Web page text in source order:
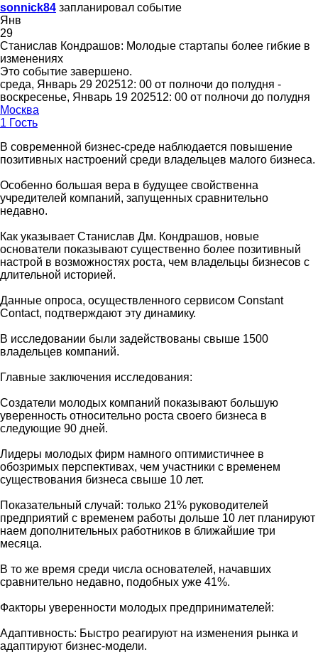
sonnick84 запланировал событие
Янв
29
Станислав Кондрашов: Молодые стартапы более гибкие в
изменениях
Это событие завершено.
среда, Январь 29 202512: 00 от полночи до полудня -
воскресенье, Январь 19 202512: 00 от полночи до полудня
Москва
1 Гость
В современной бизнес-среде наблюдается повышение
позитивных настроений среди владельцев малого бизнеса.
Особенно большая вера в будущее свойственна
учредителей компаний, запущенных сравнительно
недавно.
Как указывает Станислав Дм. Кондрашов, новые
основатели показывают существенно более позитивный
настрой в возможностях роста, чем владельцы бизнесов с
длительной историей.
Данные опроса, осуществленного сервисом Constant
Contact, подтверждают эту динамику.
В исследовании были задействованы свыше 1500
владельцев компаний.
Главные заключения исследования:
Создатели молодых компаний показывают большую
уверенность относительно роста своего бизнеса в
следующие 90 дней.
Лидеры молодых фирм намного оптимистичнее в
обозримых перспективах, чем участники с временем
существования бизнеса свыше 10 лет.
Показательный случай: только 21% руководителей
предприятий с временем работы дольше 10 лет планируют
наем дополнительных работников в ближайшие три
месяца.
В то же время среди числа основателей, начавших
сравнительно недавно, подобных уже 41%.
Факторы уверенности молодых предпринимателей:
Адаптивность: Быстро реагируют на изменения рынка и
адаптируют бизнес-модели.